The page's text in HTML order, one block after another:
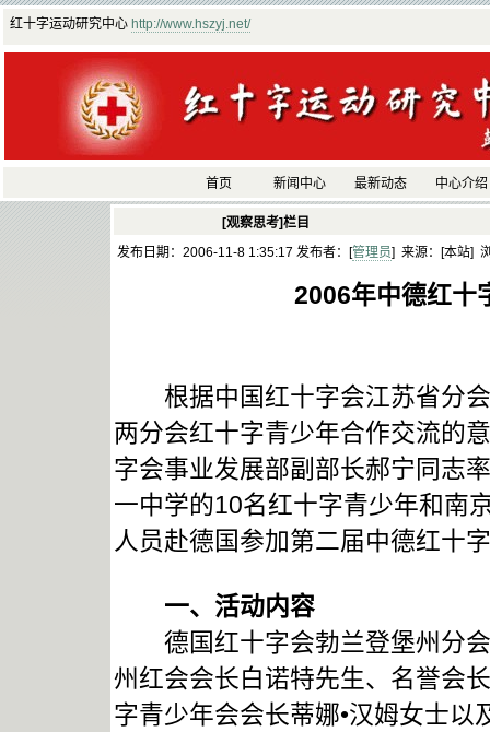
红十字运动研究中心 http://www.hszyj.net/
首页 新闻中心 最新动态 中心介绍
[观察思考]栏目
发布日期：2006-11-8 1:35:17 发布者：[管理员] 来源：[本站]
2006年中德红十
根据中国红十字会江苏省分会
两分会红十字青少年合作交流的
字会事业发展部副部长郝宁同志
一中学的10名红十字青少年和南
人员赴德国参加第二届中德红十
一、活动内容
德国红十字会勃兰登堡州分会
州红会会长白诺特先生、名誉会
字青少年会会长蒂娜•汉姆女士